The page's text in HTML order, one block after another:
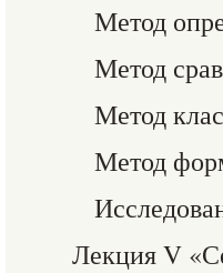
Метод
Метод
Метод
Метод
Лекция V